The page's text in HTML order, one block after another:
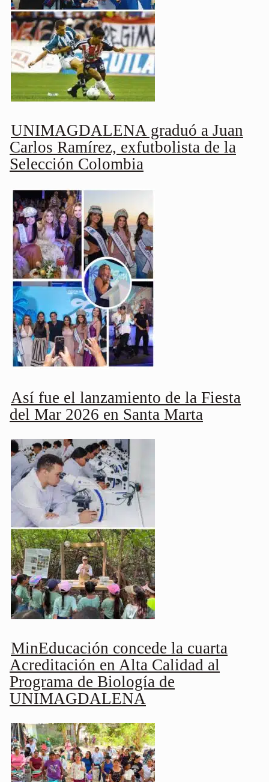
UNIMAGDALENA graduó a Juan
Carlos Ramírez, exfutbolista de la
Selección Colombia
Así fue el lanzamiento de la Fiesta
del Mar 2026 en Santa Marta
MinEducación concede la cuarta
Acreditación en Alta Calidad al
Programa de Biología de
UNIMAGDALENA